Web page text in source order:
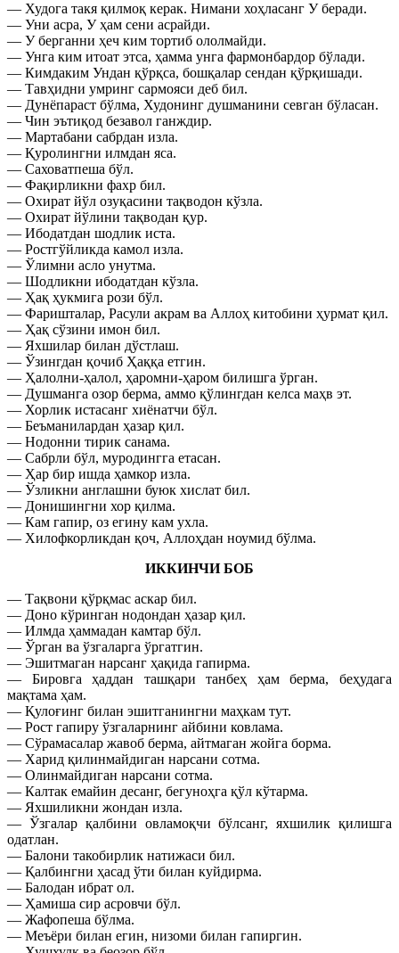
— Худога такя қилмоқ керак. Нимани хоҳласанг У беради.
— Уни асра, У ҳам сени асрайди.
— У берганни ҳеч ким тортиб ололмайди.
— Унга ким итоат этса, ҳамма унга фармонбардор бўлади.
— Кимдаким Ундан қўрқса, бошқалар сендан қўрқишади.
— Тавҳидни умринг сармояси деб бил.
— Дунёпараст бўлма, Худонинг душманини севган бўласан.
— Чин эътиқод безавол ганждир.
— Мартабани сабрдан изла.
— Қуролингни илмдан яса.
— Саховатпеша бўл.
— Фақирликни фахр бил.
— Охират йўл озуқасини тақводон кўзла.
— Охират йўлини тақводан қур.
— Ибодатдан шодлик иста.
— Ростгўйликда камол изла.
— Ўлимни асло унутма.
— Шодликни ибодатдан кўзла.
— Ҳақ ҳукмига рози бўл.
— Фаришталар, Расули акрам ва Аллоҳ китобини ҳурмат қил.
— Ҳақ сўзини имон бил.
— Яхшилар билан дўстлаш.
— Ўзингдан қочиб Ҳаққа етгин.
— Ҳалолни-ҳалол, ҳаромни-ҳаром билишга ўрган.
— Душманга озор берма, аммо қўлингдан келса маҳв эт.
— Хорлик истасанг хиёнатчи бўл.
— Беъманилардан ҳазар қил.
— Нодонни тирик санама.
— Сабрли бўл, муродингга етасан.
— Ҳар бир ишда ҳамкор изла.
— Ўзликни англашни буюк хислат бил.
— Донишингни хор қилма.
— Кам гапир, оз егину кам ухла.
— Хилофкорликдан қоч, Аллоҳдан ноумид бўлма.
ИККИНЧИ БОБ
— Тақвони қўрқмас аскар бил.
— Доно кўринган нодондан ҳазар қил.
— Илмда ҳаммадан камтар бўл.
— Ўрган ва ўзгаларга ўргатгин.
— Эшитмаган нарсанг ҳақида гапирма.
— Бировга ҳаддан ташқари танбеҳ ҳам берма, беҳудага
мақтама ҳам.
— Қулоғинг билан эшитганингни маҳкам тут.
— Рост гапиру ўзгаларнинг айбини ковлама.
— Сўрамасалар жавоб берма, айтмаган жойга борма.
— Харид қилинмайдиган нарсани сотма.
— Олинмайдиган нарсани сотма.
— Калтак емайин десанг, бегуноҳга қўл кўтарма.
— Яхшиликни жондан изла.
— Ўзгалар қалбини овламоқчи бўлсанг, яхшилик қилишга
одатлан.
— Балони такобирлик натижаси бил.
— Қалбингни ҳасад ўти билан куйдирма.
— Балодан ибрат ол.
— Ҳамиша сир асровчи бўл.
— Жафопеша бўлма.
— Меъёри билан егин, низоми билан гапиргин.